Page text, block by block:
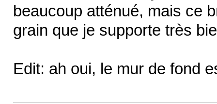
beaucoup atténué, mais ce
grain que je supporte très
Edit: ah oui, le mur de fond